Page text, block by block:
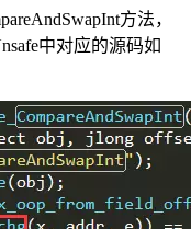
方法，
中对应的源码如